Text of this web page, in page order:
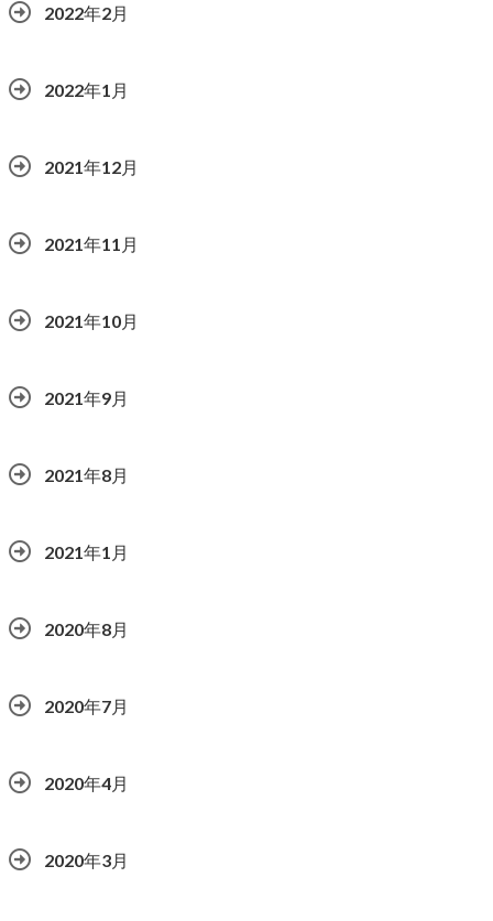
2022年2月
2022年1月
2021年12月
2021年11月
2021年10月
2021年9月
2021年8月
2021年1月
2020年8月
2020年7月
2020年4月
2020年3月